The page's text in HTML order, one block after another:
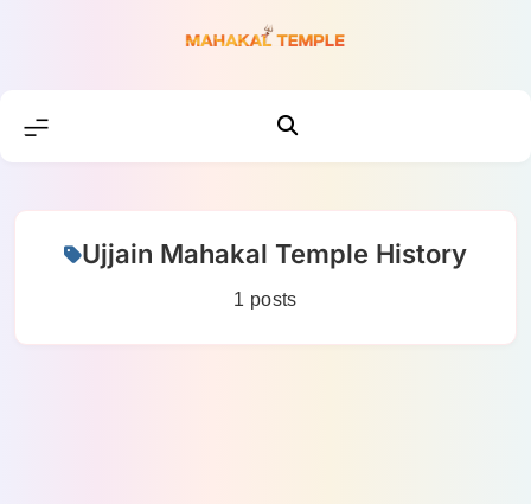
Ujjain Mahakal Temple History
1 posts